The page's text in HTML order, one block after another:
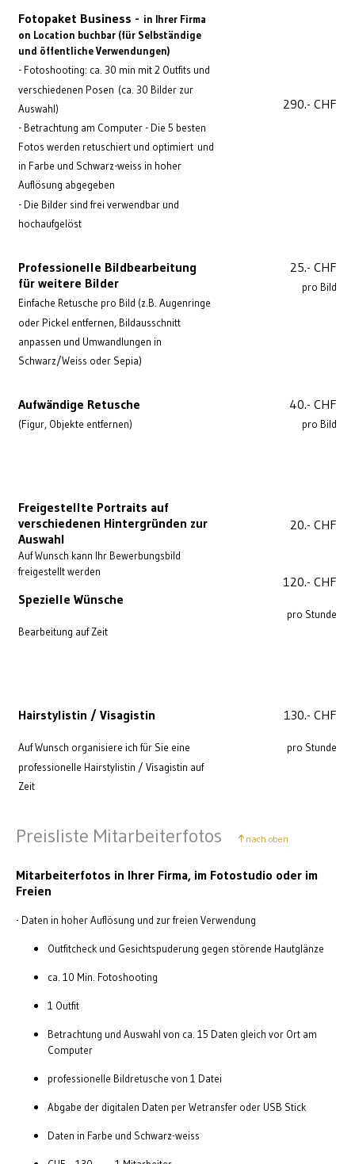
Fotopaket Business - in Ihrer Firma
on Location buchbar (für Selbständige
und öffentliche Verwendungen)
- Fotoshooting: ca. 30 min mit 2 Outfits und
verschiedenen Posen (ca. 30 Bilder zur
Auswahl)
- Betrachtung am Computer - Die 5 besten
Fotos werden retuschiert und optimiert und
in Farbe und Schwarz-weiss in hoher
Auflösung abgegeben
- Die Bilder sind frei verwendbar und
hochaufgelöst
290.- CHF
Professionelle Bildbearbeitung
für weitere Bilder
Einfache Retusche pro Bild (z.B. Augenringe
oder Pickel entfernen, Bildausschnitt
anpassen und Umwandlungen in
Schwarz/Weiss oder Sepia)
25.- CHF
pro Bild
Aufwändige Retusche
(Figur, Objekte entfernen)
40.- CHF
pro Bild
Freigestellte Portraits auf
verschiedenen Hintergründen zur
Auswahl
Auf Wunsch kann Ihr Bewerbungsbild
freigestellt werden
Spezielle Wünsche
Bearbeitung auf Zeit
20.- CHF
120.- CHF
pro Stunde
Hairstylistin / Visagistin
Auf Wunsch organisiere ich für Sie eine
professionelle Hairstylistin / Visagistin auf
Zeit
130.- CHF
pro Stunde
Preisliste Mitarbeiterfotos nach oben
Mitarbeiterfotos in Ihrer Firma, im Fotostudio oder im
Freien
- Daten in hoher Auflösung und zur freien Verwendung
Outfitcheck und Gesichtspuderung gegen störende Hautglänze
ca. 10 Min. Fotoshooting
1 Outfit
Betrachtung und Auswahl von ca. 15 Daten gleich vor Ort am
Computer
professionelle Bildretusche von 1 Datei
Abgabe der digitalen Daten per Wetransfer oder USB Stick
Daten in Farbe und Schwarz-weiss